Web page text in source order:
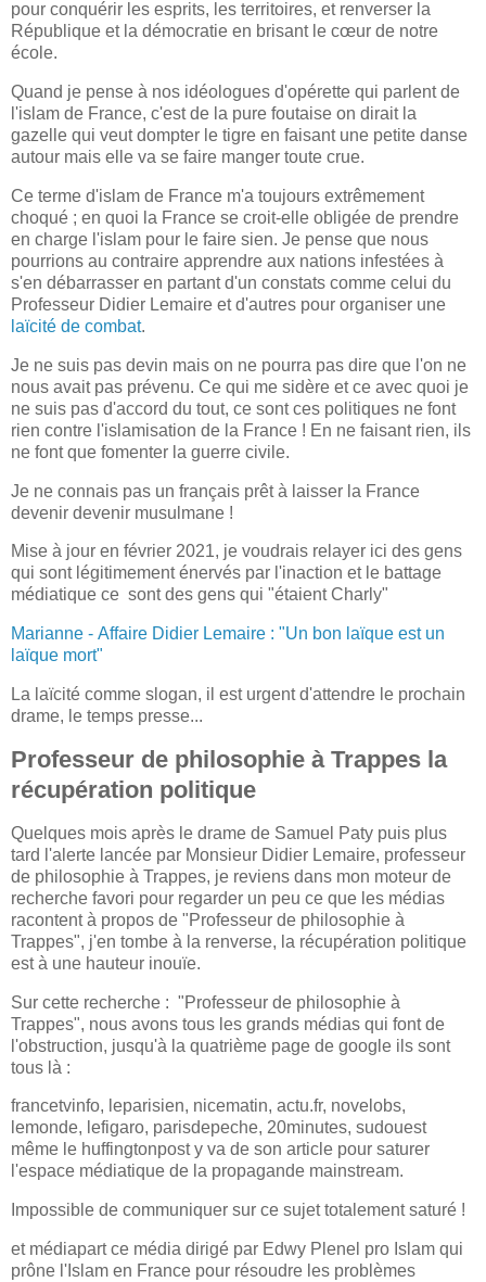
pour conquérir les esprits, les territoires, et renverser la
République et la démocratie en brisant le cœur de notre
école.
Quand je pense à nos idéologues d'opérette qui parlent de
l'islam de France, c'est de la pure foutaise on dirait la
gazelle qui veut dompter le tigre en faisant une petite danse
autour mais elle va se faire manger toute crue.
Ce terme d'islam de France m'a toujours extrêmement
choqué ; en quoi la France se croit-elle obligée de prendre
en charge l'islam pour le faire sien. Je pense que nous
pourrions au contraire apprendre aux nations infestées à
s'en débarrasser en partant d'un constats comme celui du
Professeur Didier Lemaire et d'autres pour organiser une
laïcité de combat.
Je ne suis pas devin mais on ne pourra pas dire que l'on ne
nous avait pas prévenu. Ce qui me sidère et ce avec quoi je
ne suis pas d'accord du tout, ce sont ces politiques ne font
rien contre l'islamisation de la France ! En ne faisant rien, ils
ne font que fomenter la guerre civile.
Je ne connais pas un français prêt à laisser la France
devenir devenir musulmane !
Mise à jour en février 2021, je voudrais relayer ici des gens
qui sont légitimement énervés par l'inaction et le battage
médiatique ce sont des gens qui "étaient Charly"
Marianne - Affaire Didier Lemaire : "Un bon laïque est un
laïque mort"
La laïcité comme slogan, il est urgent d'attendre le prochain
drame, le temps presse...
Professeur de philosophie à Trappes la
récupération politique
Quelques mois après le drame de Samuel Paty puis plus
tard l'alerte lancée par Monsieur Didier Lemaire, professeur
de philosophie à Trappes, je reviens dans mon moteur de
recherche favori pour regarder un peu ce que les médias
racontent à propos de "Professeur de philosophie à
Trappes", j'en tombe à la renverse, la récupération politique
est à une hauteur inouïe.
Sur cette recherche : "Professeur de philosophie à
Trappes", nous avons tous les grands médias qui font de
l'obstruction, jusqu'à la quatrième page de google ils sont
tous là :
francetvinfo, leparisien, nicematin, actu.fr, novelobs,
lemonde, lefigaro, parisdepeche, 20minutes, sudouest
même le huffingtonpost y va de son article pour saturer
l'espace médiatique de la propagande mainstream.
Impossible de communiquer sur ce sujet totalement saturé !
et médiapart ce média dirigé par Edwy Plenel pro Islam qui
prône l'Islam en France pour résoudre les problèmes